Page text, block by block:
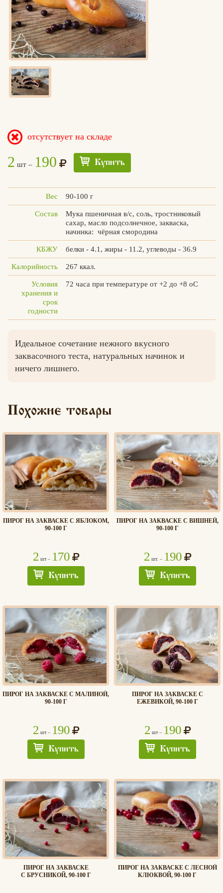
Вконтакте
Max
отсутствует на складе
2 шт – 190 Купить
Вес 90-100 г
Состав
Мука пшеничная в/с, соль, тростниковый
сахар, масло подсолнечное, закваска,
начинка: чёрная смородина
КБЖУ белки - 4.1, жиры - 11.2, углеводы - 36.9
Калорийность 267 ккал.
Условия
хранения и
срок
годности
72 часа при температуре от +2 до +8 оС
Идеальное сочетание нежного вкусного
заквасочного теста, натуральных начинок и
ничего лишнего.
Похожие товары
ПИРОГ НА ЗАКВАСКЕ С ЯБЛОКОМ,
90-100 Г
2 шт – 170
Купить
ПИРОГ НА ЗАКВАСКЕ С ВИШНЕЙ,
90-100 Г
2 шт. – 190
Купить
ПИРОГ НА ЗАКВАСКЕ С МАЛИНОЙ,
90-100 Г
2 шт – 190
Купить
ПИРОГ НА ЗАКВАСКЕ С
ЕЖЕВИКОЙ, 90-100 Г
2 шт – 190
Купить
ПИРОГ НА ЗАКВАСКЕ
С БРУСНИКОЙ, 90-100 Г
ПИРОГ НА ЗАКВАСКЕ С ЛЕСНОЙ
КЛЮКВОЙ, 90-100 Г